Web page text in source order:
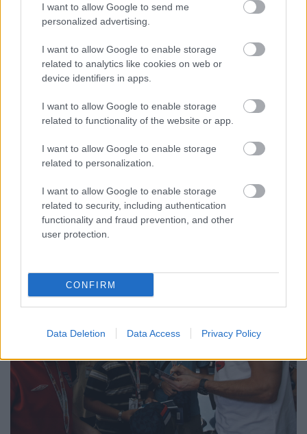
I want to allow Google to send me
personalized advertising.
I want to allow Google to enable storage
related to analytics like cookies on web or
device identifiers in apps.
I want to allow Google to enable storage
related to functionality of the website or app.
I want to allow Google to enable storage
related to personalization.
I want to allow Google to enable storage
related to security, including authentication
functionality and fraud prevention, and other
user protection.
CONFIRM
Data Deletion Data Access Privacy Policy
Kedveztek például nekem az idei új szabályok, mint
a keskenyebb gumi.
A másfél évvel ezelőtti lábtörésedből érzel még
valamit?
Persze, még mindig van fém a lábamban, télen
terveztem, hogy kivetetem, de most már azt sem
zárom ki, hogy majd csak akkor műttetem meg újra,
miután visszavonultam.
Schumacher szerepléséről mit gondolsz?
Maradjunk annyiban, hogy két karrierje van: az első
fantasztikus volt, mesés, ez a mostani, a második
meg, hát, látjuk milyen.